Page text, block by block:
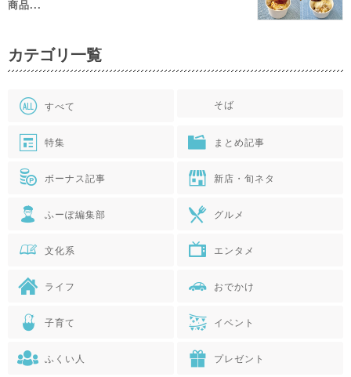
商品...
カテゴリ一覧
すべて そば
特集 まとめ記事
ボーナス記事 新店・旬ネタ
ふーぽ編集部 グルメ
文化系 エンタメ
ライフ おでかけ
子育て イベント
ふくい人 プレゼント